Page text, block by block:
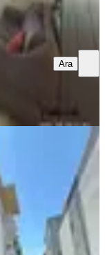
Ara
( 368 M2 )
Ev